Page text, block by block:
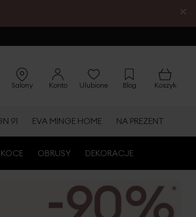
×
Salony Konto Ulubione Blog Koszyk
91 EVA MINGE HOME NA PREZENT
KOCE OBRUSY DEKORACJE